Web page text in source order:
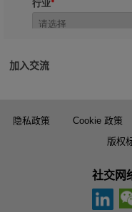
加入交流
隐私政策 Cookie 政策
版权
社交网